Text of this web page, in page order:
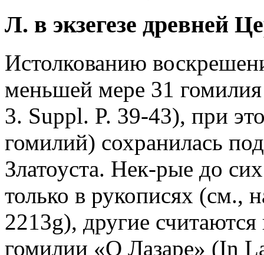
Л. в экзегезе древней
Истолкованию
меньшей мере 31
3. Suppl. P. 39-43), при
гомилий) сохранилась
Златоуста. Нек-рые до
только в рукописях (см.,
2213g), другие
гомилии «О Лазаре» (In